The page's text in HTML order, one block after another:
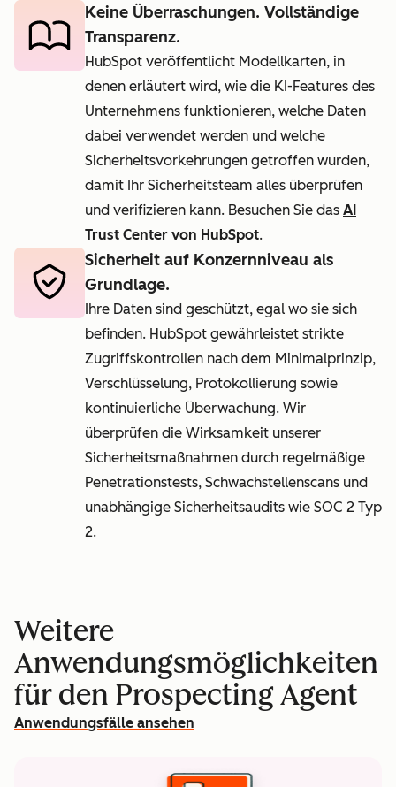
Keine Überraschungen. Vollständige
Transparenz.
HubSpot veröffentlicht Modellkarten, in
denen erläutert wird, wie die KI-Features des
Unternehmens funktionieren, welche Daten
dabei verwendet werden und welche
Sicherheitsvorkehrungen getroffen wurden,
damit Ihr Sicherheitsteam alles überprüfen
und verifizieren kann. Besuchen Sie das AI
Trust Center von HubSpot.
Sicherheit auf Konzernniveau als
Grundlage.
Ihre Daten sind geschützt, egal wo sie sich
befinden. HubSpot gewährleistet strikte
Zugriffskontrollen nach dem Minimalprinzip,
Verschlüsselung, Protokollierung sowie
kontinuierliche Überwachung. Wir
überprüfen die Wirksamkeit unserer
Sicherheitsmaßnahmen durch regelmäßige
Penetrationstests, Schwachstellenscans und
unabhängige Sicherheitsaudits wie SOC 2 Typ
2.
Weitere
Anwendungsmöglichkeiten
für den Prospecting Agent
Anwendungsfälle ansehen